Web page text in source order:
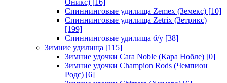
Оникс) [16]
Спиннинговые удилища Zemex (Земекс) [10]
Спиннинговые удилища Zetrix (Зетрикс)
[199]
Спиннинговые удилища б/у [38]
Зимние удилища [115]
Зимние удочки Cara Noble (Кара Нобле) [0]
Зимние удочки Champion Rods (Чемпион
Родс) [6]